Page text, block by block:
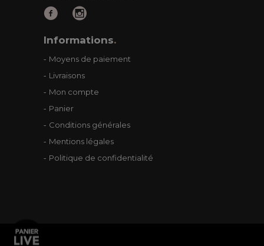
Informations.
Moyens de paiement
Livraisons
Mon compte
Panier
Conditions générales
Mentions légales
Politique de confidentialité